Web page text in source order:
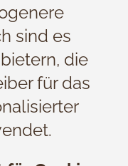
sind es
die
für das